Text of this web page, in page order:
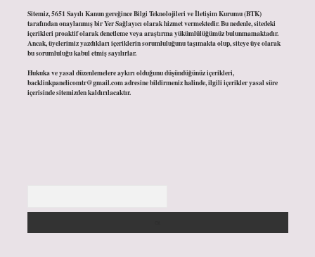
Sitemiz, 5651 Sayılı Kanun gereğince Bilgi Teknolojileri ve İletişim Kurumu (BTK)
tarafından onaylanmış bir Yer Sağlayıcı olarak hizmet vermektedir. Bu nedenle, sitedeki
içerikleri proaktif olarak denetleme veya araştırma yükümlülüğümüz bulunmamaktadır.
Ancak, üyelerimiz yazdıkları içeriklerin sorumluluğunu taşımakta olup, siteye üye olarak
bu sorumluluğu kabul etmiş sayılırlar.
Hukuka ve yasal düzenlemelere aykırı olduğunu düşündüğünüz içerikleri,
backlinkpanelicomtr@gmail.comadresine bildirmeniz halinde, ilgili içerikler yasal süre
içerisinde sitemizden kaldırılacaktır.